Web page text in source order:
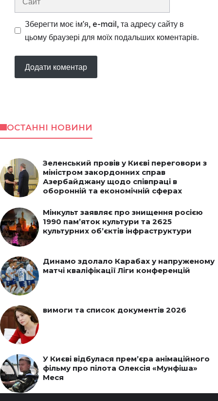
Зберегти моє ім'я, e-mail, та адресу сайту в
цьому браузері для моїх подальших коментарів.
ОСТАННІ НОВИНИ
Зеленський провів у Києві переговори з
міністром закордонних справ
Азербайджану щодо співпраці в
оборонній та економічній сферах
Мінкульт заявляє про знищення росією
1990 пам’яток культури та 2625
культурних об’єктів інфраструктури
Динамо здолало Карабах у напруженому
матчі кваліфікації Ліги конференцій
вимоги та список документів 2026
У Києві відбулася прем’єра анімаційного
фільму про пілота Олексія «Мунфіша»
Меся